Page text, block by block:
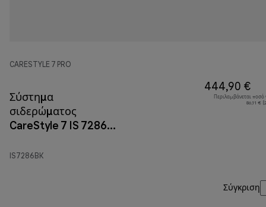
CARESTYLE 7 PRO
Σύστημα
σιδερώματος
CareStyle 7 IS 7286
IS7286BK
444,90 €
Περιλαμβάνεται
86,11 €
Σύγκριση